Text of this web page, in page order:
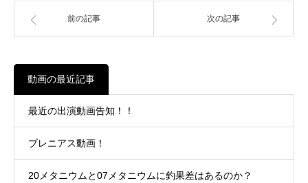
前の記事 次の記事
動画の最近記事
最近の出演動画告知！！
ブレニアス動画！
20メタニウムと07メタニウムに釣果差はあるのか？